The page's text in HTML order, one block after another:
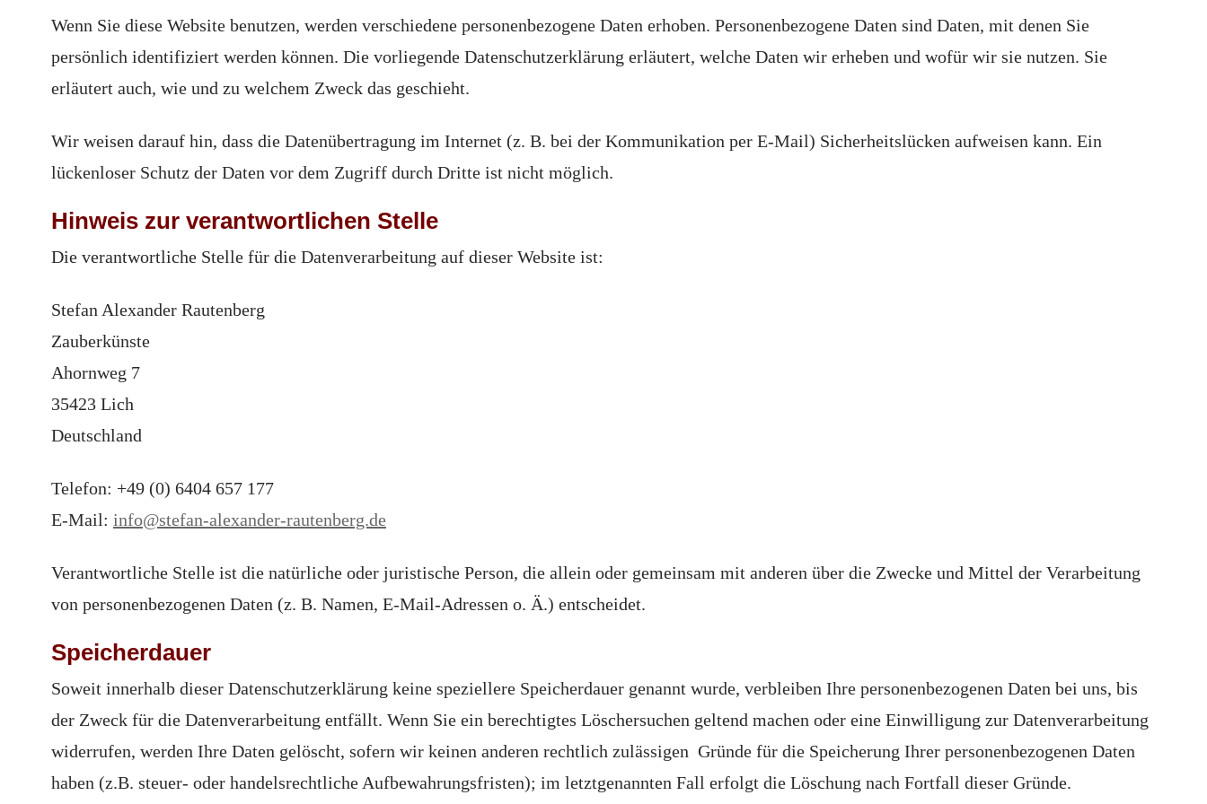
Wenn Sie diese Website benutzen, werden verschiedene personenbezogene Daten erhoben. Personenbezogene Daten sind Daten, mit denen Sie
persönlich identifiziert werden können. Die vorliegende Datenschutzerklärung erläutert, welche Daten wir erheben und wofür wir sie nutzen. Sie
erläutert auch, wie und zu welchem Zweck das geschieht.
Wir weisen darauf hin, dass die Datenübertragung im Internet (z. B. bei der Kommunikation per E-Mail) Sicherheitslücken aufweisen kann. Ein
lückenloser Schutz der Daten vor dem Zugriff durch Dritte ist nicht möglich.
Hinweis zur verantwortlichen Stelle
Die verantwortliche Stelle für die Datenverarbeitung auf dieser Website ist:
Stefan Alexander Rautenberg
Zauberkünste
Ahornweg 7
35423 Lich
Deutschland
Telefon: +49 (0) 6404 657 177
E-Mail: info@stefan-alexander-rautenberg.de
Verantwortliche Stelle ist die natürliche oder juristische Person, die allein oder gemeinsam mit anderen über die Zwecke und Mittel der Verarbeitung
von personenbezogenen Daten (z. B. Namen, E-Mail-Adressen o. Ä.) entscheidet.
Speicherdauer
Soweit innerhalb dieser Datenschutzerklärung keine speziellere Speicherdauer genannt wurde, verbleiben Ihre personenbezogenen Daten bei uns, bis
der Zweck für die Datenverarbeitung entfällt. Wenn Sie ein berechtigtes Löschersuchen geltend machen oder eine Einwilligung zur Datenverarbeitung
widerrufen, werden Ihre Daten gelöscht, sofern wir keinen anderen rechtlich zulässigen Gründe für die Speicherung Ihrer personenbezogenen Daten
haben (z.B. steuer- oder handelsrechtliche Aufbewahrungsfristen); im letztgenannten Fall erfolgt die Löschung nach Fortfall dieser Gründe.